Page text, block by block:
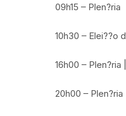
09h15 – Plen?ria
10h30 – Elei??o
16h00 –
20h00 – Plen?ria